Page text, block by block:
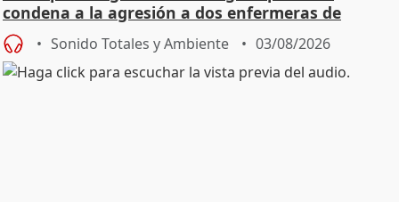
condena a la agresión a dos enfermeras de
Urgencias
Sonido Totales y Ambiente 03/08/2026